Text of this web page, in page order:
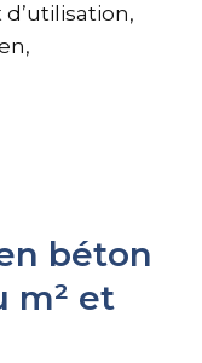
béton
m² et